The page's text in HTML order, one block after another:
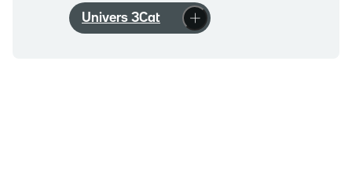
Univers 3Cat